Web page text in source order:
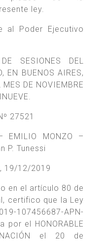
ley.
al Poder Ejecutivo
SESIONES DEL
EN BUENOS AIRES,
DE NOVIEMBRE
27521
EMILIO MONZO –
P. Tunessi
19/12/2019
en el artículo 80 de
certifico que la Ley
APN-
por el HONORABLE
el 20 de